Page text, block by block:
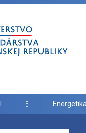
Energetika